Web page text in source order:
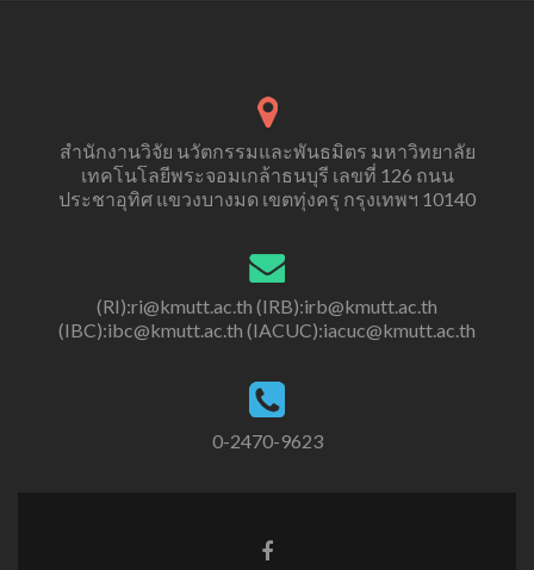
สำนักงานวิจัย นวัตกรรมและพันธมิตร มหาวิทยาลัย
เทคโนโลยีพระจอมเกล้าธนบุรี เลขที่ 126 ถนน
ประชาอุทิศ แขวงบางมด เขตทุ่งครุ กรุงเทพฯ 10140
(RI):ri@kmutt.ac.th (IRB):irb@kmutt.ac.th
(IBC):ibc@kmutt.ac.th (IACUC):iacuc@kmutt.ac.th
0-2470-9623
Facebook